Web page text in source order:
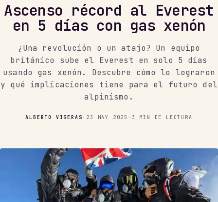
Ascenso récord al Everest
en 5 días con gas xenón
¿Una revolución o un atajo? Un equipo
británico sube el Everest en solo 5 días
usando gas xenón. Descubre cómo lo lograron
y qué implicaciones tiene para el futuro del
alpinismo.
ALBERTO VISERAS · 23 MAY 2025 · 3 MIN DE LECTURA